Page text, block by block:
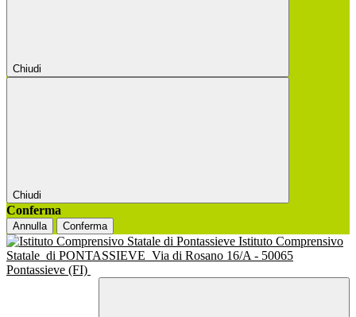
Chiudi
Chiudi
Conferma
Annulla Conferma
Istituto Comprensivo
Statale di PONTASSIEVE Via di Rosano 16/A - 50065
Pontassieve (FI)